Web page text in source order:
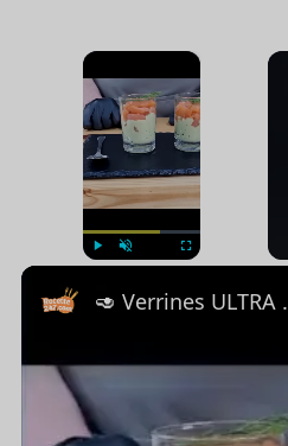
×
🥑 Verrines